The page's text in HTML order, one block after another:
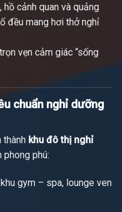
cảnh quan và quảng
đều mang hơi thở nghỉ
vẹn cảm giác “sống
chuẩn nghỉ dưỡng
thành khu đô thị nghỉ
phong phú:
gym – spa, lounge ven